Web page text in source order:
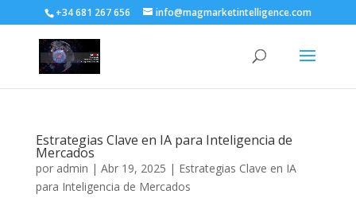
+34 681 267 656 info@magmarketintelligence.com
Estrategias Clave en IA para Inteligencia de
Mercados
por admin | Abr 19, 2025 | Estrategias Clave en IA
para Inteligencia de Mercados